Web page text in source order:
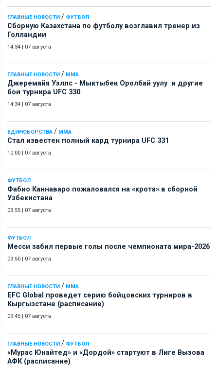
ГЛАВНЫЕ НОВОСТИ / ФУТБОЛ
Сборную Казахстана по футболу возглавил тренер из
Голландии
14:34 | 07 августа
ГЛАВНЫЕ НОВОСТИ / ММА
Джеремайя Уэллс - Мыктыбек Оролбай уулу и другие
бои турнира UFC 330
14:34 | 07 августа
ЕДИНОБОРСТВА / ММА
Стал известен полный кард турнира UFC 331
10:00 | 07 августа
ФУТБОЛ
Фабио Каннаваро пожаловался на «крота» в сборной
Узбекистана
09:55 | 07 августа
ФУТБОЛ
Месси забил первые голы после чемпионата мира-2026
09:50 | 07 августа
ГЛАВНЫЕ НОВОСТИ / ММА
EFC Global проведет серию бойцовских турниров в
Кыргызстане (расписание)
09:45 | 07 августа
ГЛАВНЫЕ НОВОСТИ / ФУТБОЛ
«Мурас Юнайтед» и «Дордой» стартуют в Лиге Вызова
АФК (расписание)